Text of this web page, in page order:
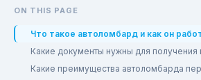
ON THIS PAGE
Что такое автоломбард и как он
Какие документы нужны для получения
Какие преимущества автоломбарда